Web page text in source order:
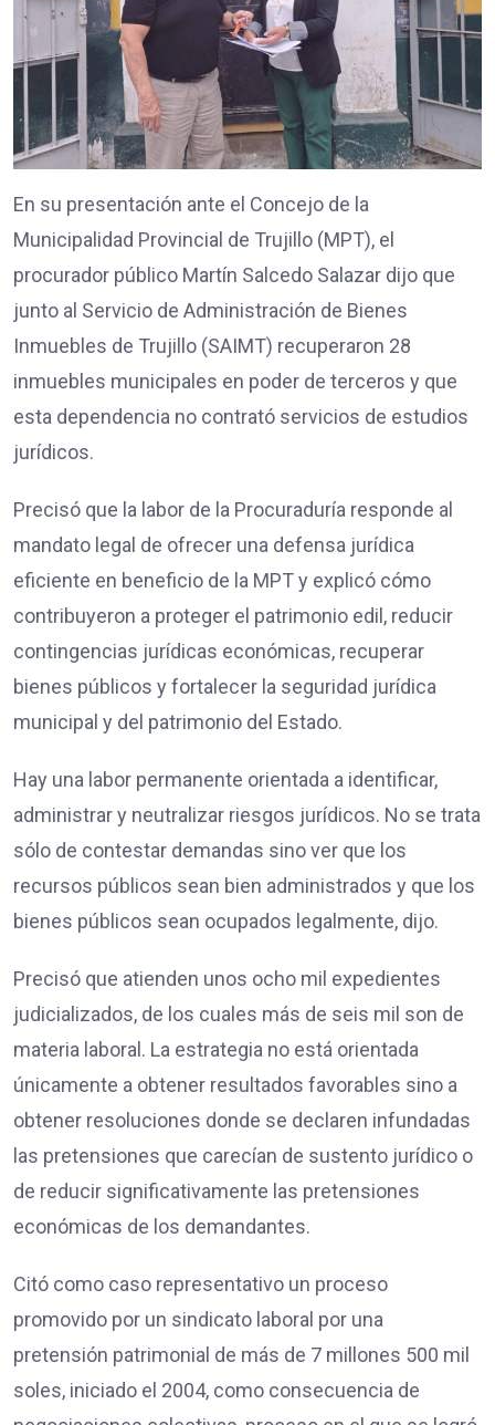
En su presentación ante el Concejo de la
Municipalidad Provincial de Trujillo (MPT), el
procurador público Martín Salcedo Salazar dijo que
junto al Servicio de Administración de Bienes
Inmuebles de Trujillo (SAIMT) recuperaron 28
inmuebles municipales en poder de terceros y que
esta dependencia no contrató servicios de estudios
jurídicos.
Precisó que la labor de la Procuraduría responde al
mandato legal de ofrecer una defensa jurídica
eficiente en beneficio de la MPT y explicó cómo
contribuyeron a proteger el patrimonio edil, reducir
contingencias jurídicas económicas, recuperar
bienes públicos y fortalecer la seguridad jurídica
municipal y del patrimonio del Estado.
Hay una labor permanente orientada a identificar,
administrar y neutralizar riesgos jurídicos. No se trata
sólo de contestar demandas sino ver que los
recursos públicos sean bien administrados y que los
bienes públicos sean ocupados legalmente, dijo.
Precisó que atienden unos ocho mil expedientes
judicializados, de los cuales más de seis mil son de
materia laboral. La estrategia no está orientada
únicamente a obtener resultados favorables sino a
obtener resoluciones donde se declaren infundadas
las pretensiones que carecían de sustento jurídico o
de reducir significativamente las pretensiones
económicas de los demandantes.
Citó como caso representativo un proceso
promovido por un sindicato laboral por una
pretensión patrimonial de más de 7 millones 500 mil
soles, iniciado el 2004, como consecuencia de